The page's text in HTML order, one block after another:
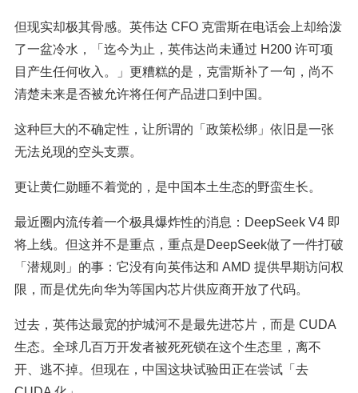
但现实却极其骨感。英伟达 CFO 克雷斯在电话会上却给泼
了一盆冷水，「迄今为止，英伟达尚未通过 H200 许可项
目产生任何收入。」更糟糕的是，克雷斯补了一句，尚不
清楚未来是否被允许将任何产品进口到中国。
这种巨大的不确定性，让所谓的「政策松绑」依旧是一张
无法兑现的空头支票。
更让黄仁勋睡不着觉的，是中国本土生态的野蛮生长。
最近圈内流传着一个极具爆炸性的消息：DeepSeek V4 即
将上线。但这并不是重点，重点是DeepSeek做了一件打破
「潜规则」的事：它没有向英伟达和 AMD 提供早期访问权
限，而是优先向华为等国内芯片供应商开放了代码。
过去，英伟达最宽的护城河不是最先进芯片，而是 CUDA
生态。全球几百万开发者被死死锁在这个生态里，离不
开、逃不掉。但现在，中国这块试验田正在尝试「去